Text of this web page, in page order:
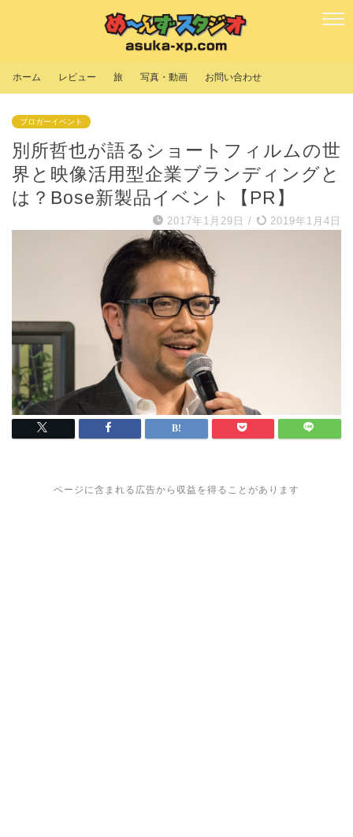
ホーム レビュー 旅 写真・動画 お問い合わせ
ブロガーイベント
別所哲也が語るショートフィルムの世
界と映像活用型企業ブランディングと
は？Bose新製品イベント【PR】
2017年1月29日 / 2019年1月4日
ページに含まれる広告から収益を得ることがあります